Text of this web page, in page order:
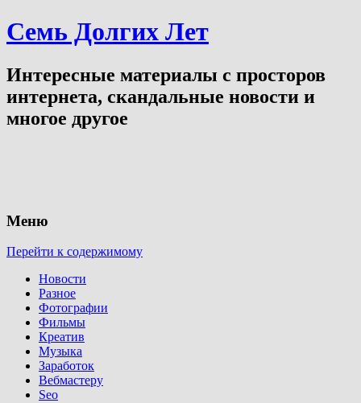
Семь Долгих Лет
Интересные материалы с просторов
интернета, скандальные новости и
многое другое
Меню
Перейти к содержимому
Новости
Разное
Фотографии
Фильмы
Креатив
Музыка
Заработок
Вебмастеру
Seo